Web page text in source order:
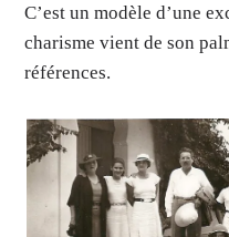
C’est un modèle d’une
charisme vient de son
références.